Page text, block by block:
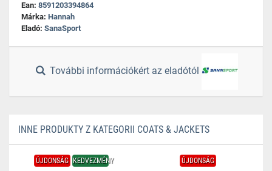
Ean: 8591203394864
Márka: Hannah
Eladó: SanaSport
További információkért az eladótól
INNE PRODUKTY Z KATEGORII COATS & JACKETS
ÚJDONSÁG KEDVEZMÉNY ÚJDONSÁG